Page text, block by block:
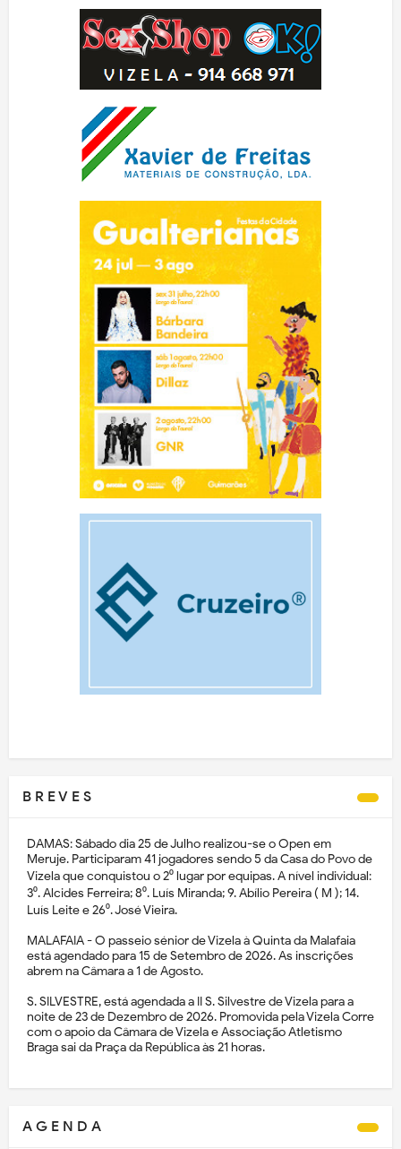
B R E V E S
DAMAS: Sábado dia 25 de Julho realizou-se o Open em
Meruje. Participaram 41 jogadores sendo 5 da Casa do Povo de
Vizela que conquistou o 2⁰ lugar por equipas. A nível individual:
3⁰. Alcides Ferreira; 8⁰. Luís Miranda; 9. Abílio Pereira ( M ); 14.
Luís Leite e 26⁰. José Vieira.
MALAFAIA - O passeio sénior de Vizela à Quinta da Malafaia
está agendado para 15 de Setembro de 2026. As inscrições
abrem na Câmara a 1 de Agosto.
S. SILVESTRE, está agendada a II S. Silvestre de Vizela para a
noite de 23 de Dezembro de 2026. Promovida pela Vizela Corre
com o apoio da Câmara de Vizela e Associação Atletismo
Braga sai da Praça da República às 21 horas.
A G E N D A